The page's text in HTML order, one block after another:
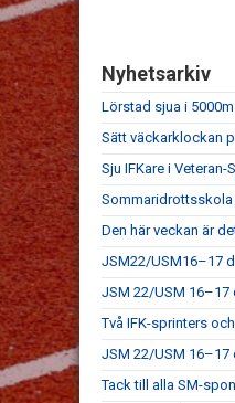
Nyhetsarkiv
Lörstad sjua i
Sätt väckarklockan
Sju IFKare i
Den här veckan är
JSM22/USM16–17
JSM 22/USM 16–17
Två IFK-sprinters
JSM 22/USM 16–17
Tack till alla SM-